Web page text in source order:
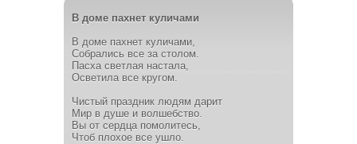
В доме пахнет куличами
В доме пахнет куличами,
Собрались все за столом.
Пасха светлая настала,
Осветила все кругом.
Чистый праздник людям дарит
Мир в душе и волшебство.
Вы от сердца помолитесь,
Чтоб плохое все ушло.